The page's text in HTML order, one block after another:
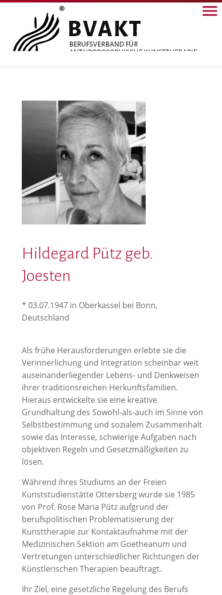
Hildegard Pütz geb.
Joesten
* 03.07.1947 in Oberkassel bei Bonn,
Deutschland
Als frühe Herausforderungen erlebte sie die
Verinnerlichung und Integration scheinbar weit
auseinanderliegender Lebens- und Denkweisen
ihrer traditionsreichen Herkunftsfamilien.
Hieraus entwickelte sie eine kreative
Grundhaltung des Sowohl-als-auch im Sinne von
Selbstbestimmung und sozialem Zusammenhalt
sowie das Interesse, schwierige Aufgaben nach
objektiven Regeln und Gesetzmäßigkeiten zu
lösen.
Während ihres Studiums an der Freien
Kunststudienstätte Ottersberg wurde sie 1985
von Prof. Rose Maria Pütz aufgrund der
berufspolitischen Problematisierung der
Kunsttherapie zur Kontaktaufnahme mit der
Medizinischen Sektion am Goetheanum und
Vertretungen unterschiedlicher Richtungen der
Künstlerischen Therapien beauftragt.
Ihr Ziel, eine gesetzliche Regelung des Berufs